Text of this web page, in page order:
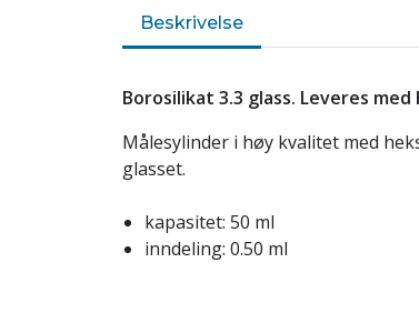
Beskrivelse
Borosilikat 3.3 glass. Leveres
Målesylinder i høy kvalitet med
glasset.
kapasitet: 50 ml
inndeling: 0.50 ml